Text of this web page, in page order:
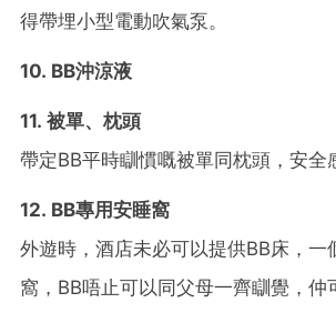
得帶埋小型電動吹氣泵。
10. BB沖涼液
11. 被單、枕頭
帶定BB平時瞓慣嘅被單同枕頭，安全
12. BB專用安睡窩
外遊時，酒店未必可以提供BB床，一
窩，BB唔止可以同父母一齊瞓覺，仲